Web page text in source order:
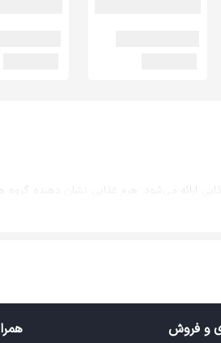
ارائه می‌شود. هرم غذایی نشان دهنده
که تغذیه سالم را آسان تر می کند.
و فروش